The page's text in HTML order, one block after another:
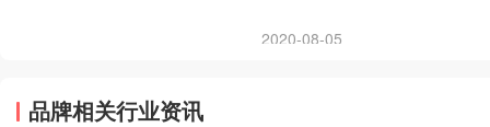
酒水加盟合作方式有哪些吧!
2020-08-05
品牌相关行业资讯